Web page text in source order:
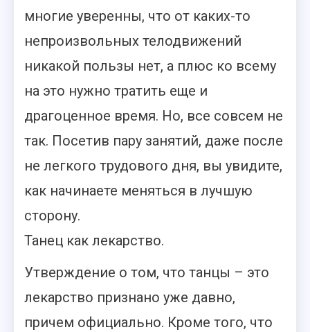
многие уверенны, что от каких-то
непроизвольных телодвижений
никакой пользы нет, а плюс ко всему
на это нужно тратить еще и
драгоценное время. Но, все совсем не
так. Посетив пару занятий, даже после
не легкого трудового дня, вы увидите,
как начинаете меняться в лучшую
сторону.
Танец как лекарство.
Утверждение о том, что танцы – это
лекарство признано уже давно,
причем официально. Кроме того, что